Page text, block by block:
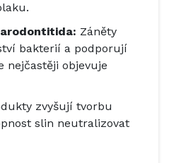
Záněty
bakterií a podporují
nejčastěji objevuje
zvyšují tvorbu
slin neutralizovat